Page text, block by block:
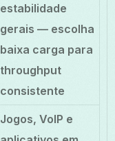
estabilidade
gerais — escolha
baixa carga para
throughput
consistente
Jogos, VoIP e